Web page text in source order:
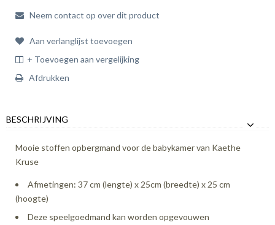
Neem contact op over dit product
Aan verlanglijst toevoegen
+ Toevoegen aan vergelijking
Afdrukken
BESCHRIJVING
Mooie stoffen opbergmand voor de babykamer van Kaethe
Kruse
Afmetingen: 37 cm (lengte) x 25cm (breedte) x 25 cm
(hoogte)
Deze speelgoedmand kan worden opgevouwen